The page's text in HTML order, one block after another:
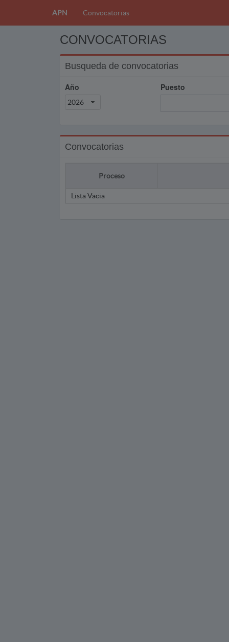
APN Convocatorias
CONVOCATORIAS
Busqueda de convocatorias
Año
2026
Puesto
Convocatorias
Proceso
Lista Vacia